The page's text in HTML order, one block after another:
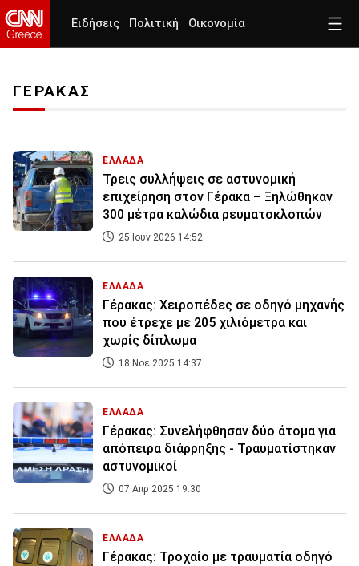
Ειδήσεις Πολιτική Οικονομία
ΓΕΡΑΚΑΣ
ΕΛΛΑΔΑ
Τρεις συλλήψεις σε αστυνομική
επιχείρηση στον Γέρακα – Ξηλώθηκαν
300 μέτρα καλώδια ρευματοκλοπών
25 Ιουν 2026 14:52
ΕΛΛΑΔΑ
Γέρακας: Χειροπέδες σε οδηγό μηχανής
που έτρεχε με 205 χιλιόμετρα και
χωρίς δίπλωμα
18 Νοε 2025 14:37
ΕΛΛΑΔΑ
Γέρακας: Συνελήφθησαν δύο άτομα για
απόπειρα διάρρηξης - Τραυματίστηκαν
αστυνομικοί
07 Απρ 2025 19:30
ΕΛΛΑΔΑ
Γέρακας: Τροχαίο με τραυματία οδηγό